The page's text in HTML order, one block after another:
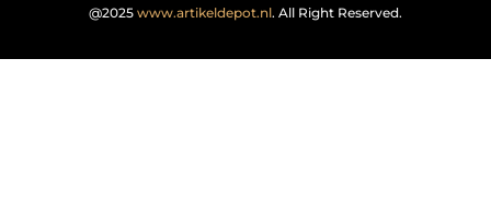
@2025 www.artikeldepot.nl. All Right Reserved.